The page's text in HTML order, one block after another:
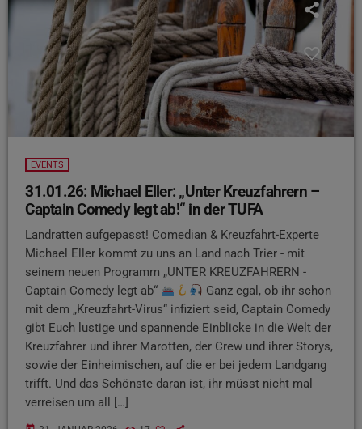
EVENTS
31.01.26: Michael Eller: „Unter Kreuzfahrern –
Captain Comedy legt ab!“ in der TUFA
Landratten aufgepasst! Comedian & Kreuzfahrt-Experte
Michael Eller kommt zu uns an Land nach Trier - mit
seinem neuen Programm „UNTER KREUZFAHRERN -
Captain Comedy legt ab“
Ganz egal, ob ihr schon
mit dem „Kreuzfahrt-Virus“ infiziert seid, Captain Comedy
gibt Euch lustige und spannende Einblicke in die Welt der
Kreuzfahrer und ihrer Marotten, der Crew und ihrer Storys,
sowie der Einheimischen, auf die er bei jedem Landgang
trifft. Und das Schönste daran ist, ihr müsst nicht mal
verreisen um all […]